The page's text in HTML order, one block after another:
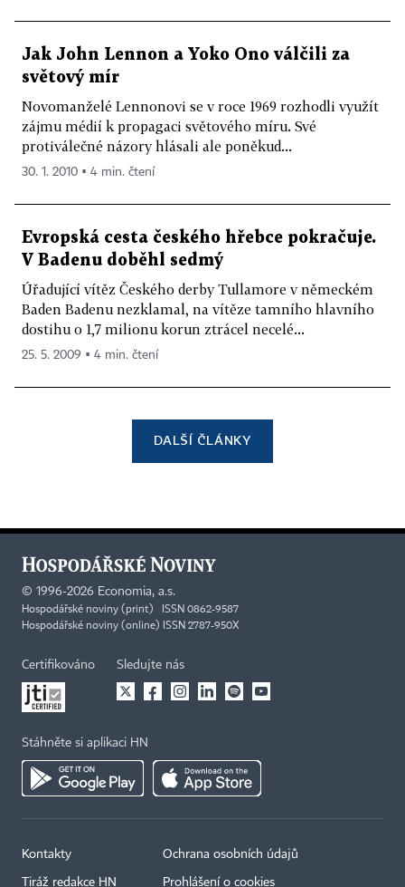
Jak John Lennon a Yoko Ono válčili za
světový mír
Novomanželé Lennonovi se v roce 1969 rozhodli využít
zájmu médií k propagaci světového míru. Své
protiválečné názory hlásali ale poněkud...
30. 1. 2010 ▪ 4 min. čtení
Evropská cesta českého hřebce pokračuje.
V Badenu doběhl sedmý
Úřadující vítěz Českého derby Tullamore v německém
Baden Badenu nezklamal, na vítěze tamního hlavního
dostihu o 1,7 milionu korun ztrácel necelé...
25. 5. 2009 ▪ 4 min. čtení
DALŠÍ ČLÁNKY
© 1996-2026 Economia, a.s.
Hospodářské noviny (print) ISSN 0862-9587
Hospodářské noviny (online) ISSN 2787-950X
Certifikováno Sledujte nás
Stáhněte si aplikaci HN
Kontakty
Tiráž redakce HN
Ochrana osobních údajů
Prohlášení o cookies